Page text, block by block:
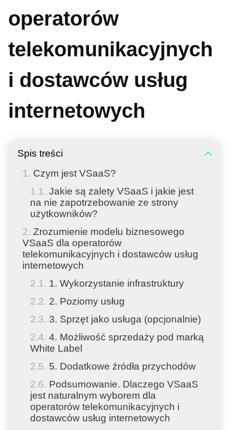
operatorów
telekomunikacyjnych
i dostawców usług
internetowych
Spis treści
Czym jest VSaaS?
Jakie są zalety VSaaS i jakie jest
na nie zapotrzebowanie ze strony
użytkowników?
Zrozumienie modelu biznesowego
VSaaS dla operatorów
telekomunikacyjnych i dostawców usług
internetowych
1. Wykorzystanie infrastruktury
2. Poziomy usług
3. Sprzęt jako usługa (opcjonalnie)
4. Możliwość sprzedaży pod marką
White Label
5. Dodatkowe źródła przychodów
Podsumowanie. Dlaczego VSaaS
jest naturalnym wyborem dla
operatorów telekomunikacyjnych i
dostawców usług internetowych